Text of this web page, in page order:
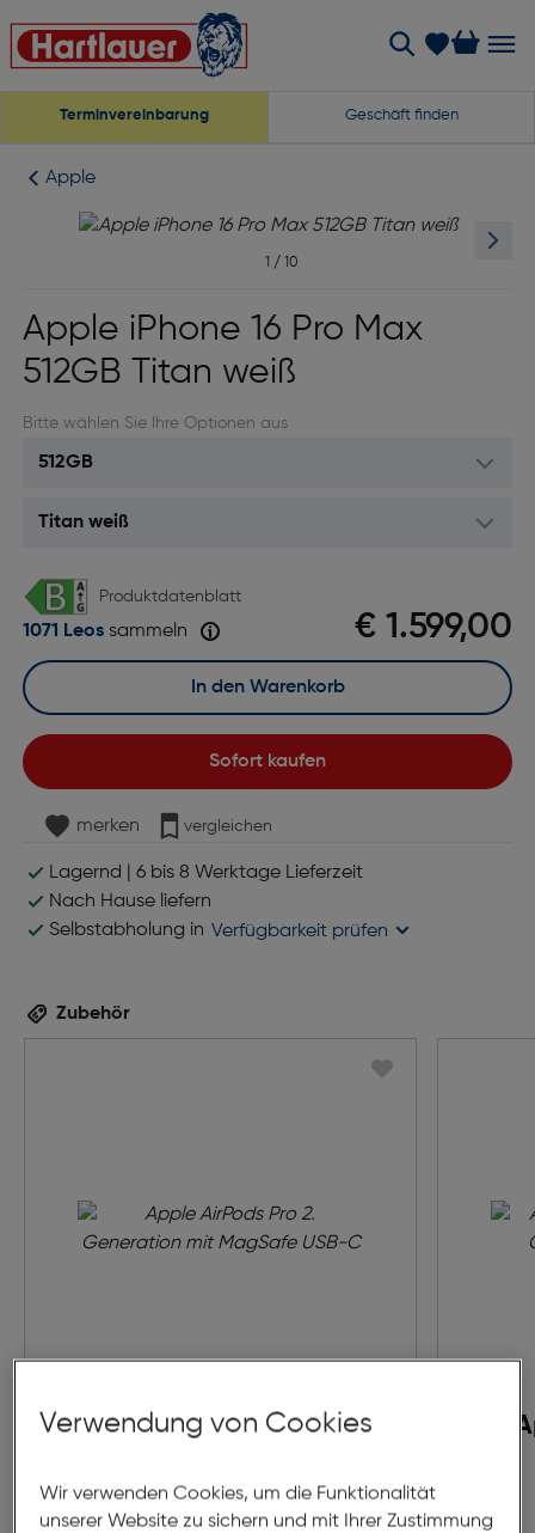
Terminvereinbarung Geschäft finden
Apple
1 / 10
Apple iPhone 16 Pro Max
512GB Titan weiß
Bitte wählen Sie Ihre Optionen aus
€ 1.599,00
Produktdatenblatt
1071 Leossammeln
Sofort kaufen
In den Warenkorb
merken vergleichen
Lagernd | 6 bis 8 Werktage Lieferzeit
Nach Hause liefern
Selbstabholung in Verfügbarkeit prüfen
Zubehör
Apple AirPods Pro 2.
USB-C
€ 239,00
Verwendung von Cookies
Wir verwenden Cookies, um die Funktionalität
unserer Website zu sichern und mit Ihrer Zustimmung